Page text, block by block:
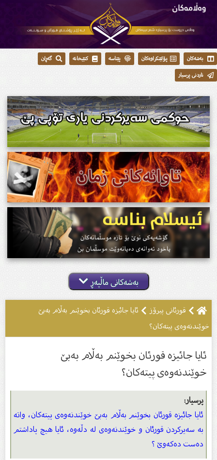
بەشەکان پۆلێنکراوەکان پێناسە کتێبخانە
گەڕان
ناردنی پرسیار
بەشەکانی ماڵپەڕ
قورئانی پیرۆز
ئایا جائیزە قورئان بخوێنم بەڵام بەبێ‌
خوێندنەوەی پیتەكان؟
ئایا جائیزە قورئان بخوێنم بەڵام بەبێ‌
خوێندنەوەی پیتەكان؟
پرسیار:
ئایا جائیزە قورئان بخوێنم بەڵام بەبێ خوێندنەوەی پیتەكان، واتە
بە سەیركردن قورئان و خوێندنەوەی لە دڵەوە، ئایا هیچ پاداشتم
دەست دەكەوێ ؟